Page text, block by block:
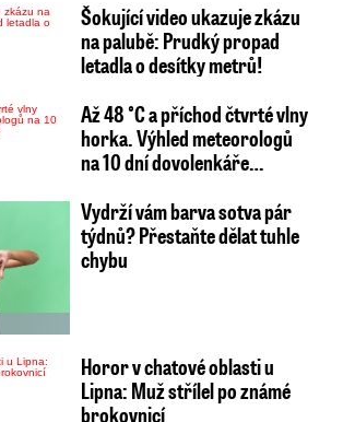
Šokující video ukazuje zkázu
na palubě: Prudký propad
letadla o desítky metrů!
Až 48 °C a příchod čtvrté vlny
horka. Výhled meteorologů
na 10 dní dovolenkáře…
Vydrží vám barva sotva pár
týdnů? Přestaňte dělat tuhle
chybu
Horor v chatové oblasti u
Lipna: Muž střílel po známé
brokovnicí